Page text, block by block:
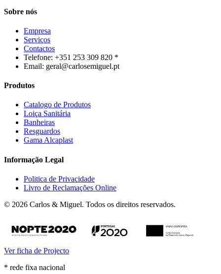
Sobre nós
Empresa
Serviços
Contactos
Telefone: +351 253 309 820 *
Email: geral@carlosemiguel.pt
Produtos
Catalogo de Produtos
Loiça Sanitária
Banheiras
Resguardos
Gama Alcaplast
Informação Legal
Politica de Privacidade
Livro de Reclamações Online
© 2026 Carlos & Miguel. Todos os direitos reservados.
Ver ficha de Projecto
* rede fixa nacional